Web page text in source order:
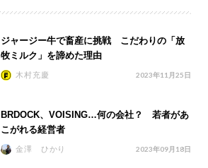
ジャージー牛で畜産に挑戦 こだわりの「放
牧ミルク」を諦めた理由
木村充慶 2023年11月25日
BRDOCK、VOISING…何の会社？ 若者があ
こがれる経営者
金澤 ひかり 2023年09月18日